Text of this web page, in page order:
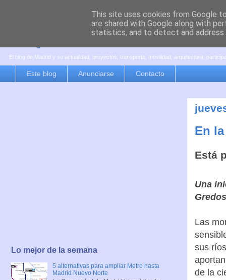
es por madrid
El blog de Madrid y su actualidad, proyectos, transporte, movilidad, arquitectura,
Este blog Anunciarse Contacto
En
Está
Una
Gredos
Las
sus
de la
Lo mejor de la semana
5 alternativas para ampliar Metro hasta
Madrid Nuevo Norte
This site uses cookies from Google
are shared with Google along with
statistics, and to detect and address